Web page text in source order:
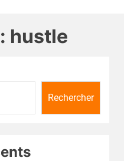
hustle
Rechercher